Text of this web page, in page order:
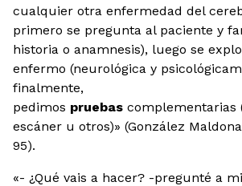
cualquier otra enfermedad del
primero se pregunta al paciente y
historia o anamnesis), luego se
enfermo (neurológica y
finalmente,
pedimos pruebas complementarias
escáner u otros)» (González
95).
«- ¿Qué vais a hacer? -pregunté a mi